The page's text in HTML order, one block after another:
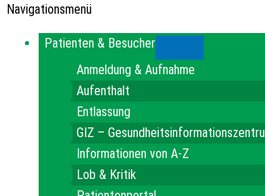
Navigationsmenü
Patienten & Besucher
Anmeldung & Aufnahme
Aufenthalt
Entlassung
GIZ –
Informationen von A-Z
Lob & Kritik